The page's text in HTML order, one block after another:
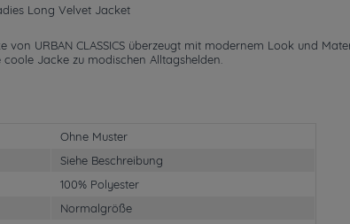
Long Velvet Jacket
von URBAN CLASSICS überzeugt mit modernem Look und
Jacke zu modischen Alltagshelden.
Ohne Muster
Siehe Beschreibung
100% Polyester
Normalgröße